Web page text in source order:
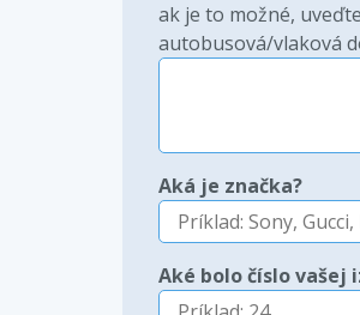
ak je to možné,
autobusová/vlaková
Aká je značka?
Aké bolo číslo vašej